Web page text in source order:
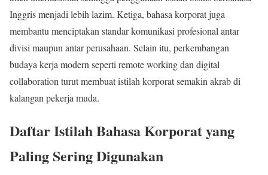
Inggris menjadi lebih lazim. Ketiga, bahasa korporat juga
membantu menciptakan standar komunikasi profesional antar
divisi maupun antar perusahaan. Selain itu, perkembangan
budaya kerja modern seperti remote working dan digital
collaboration turut membuat istilah korporat semakin akrab di
kalangan pekerja muda.
Daftar Istilah Bahasa Korporat yang
Paling Sering Digunakan